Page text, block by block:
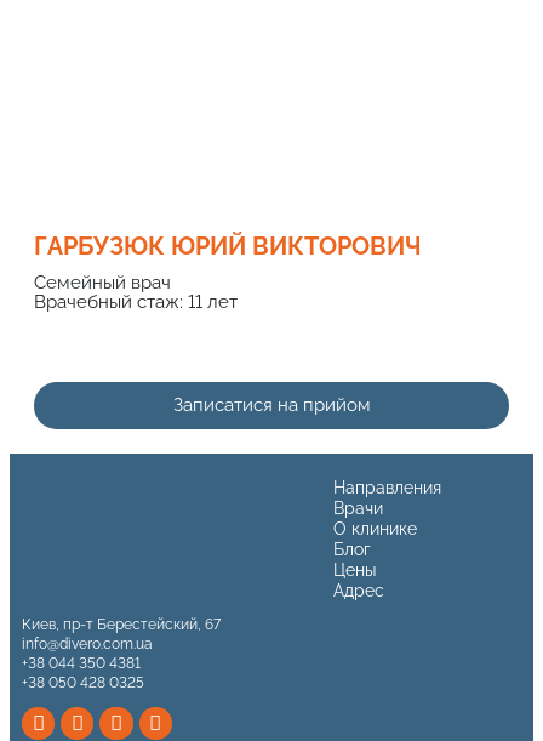
ГАРБУЗЮК ЮРИЙ ВИКТОРОВИЧ
Семейный врач
Врачебный стаж: 11 лет
Записатися на прийом
Киев, пр-т Берестейский, 67
info@divero.com.ua
+38 044 350 4381
+38 050 428 0325
Направления
Врачи
О клинике
Блог
Цены
Адрес